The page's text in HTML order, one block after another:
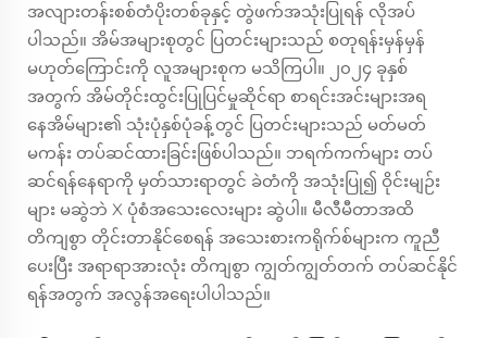
အလျားတန်းစစ်တံပိုးတစ်ခုနှင့် တွဲဖက်အသုံးပြုရန် လိုအပ်
ပါသည်။ အိမ်အများစုတွင် ပြတင်းများသည် စတုရန်းမှန်မှန်
မဟုတ်ကြောင်းကို လူအများစုက မသိကြပါ။ ၂၀၂၄ ခုနှစ်
အတွက် အိမ်တိုင်းထွင်းပြုပြင်မှုဆိုင်ရာ စာရင်းအင်းများအရ
နေအိမ်များ၏ သုံးပုံနှစ်ပုံခန့်တွင် ပြတင်းများသည် မတ်မတ်
မကန်း တပ်ဆင်ထားခြင်းဖြစ်ပါသည်။ ဘရက်ကက်များ တပ်
ဆင်ရန်နေရာကို မှတ်သားရာတွင် ခဲတံကို အသုံးပြု၍ ဝိုင်းမျဉ်း
များ မဆွဲဘဲ X ပုံစံအသေးလေးများ ဆွဲပါ။ မီလီမီတာအထိ
တိကျစွာ တိုင်းတာနိုင်စေရန် အသေးစားကရိုက်စ်များက ကူညီ
ပေးပြီး အရာရာအားလုံး တိကျစွာ ကျွတ်ကျွတ်တက် တပ်ဆင်နိုင်
ရန်အတွက် အလွန်အရေးပါပါသည်။